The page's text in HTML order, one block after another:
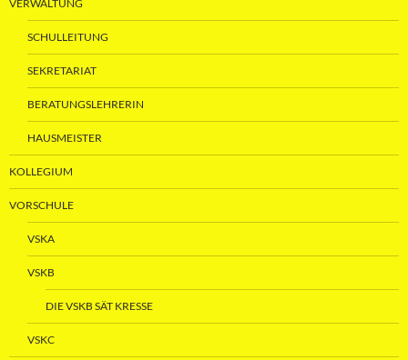
VERWALTUNG
SCHULLEITUNG
SEKRETARIAT
BERATUNGSLEHRERIN
HAUSMEISTER
KOLLEGIUM
VORSCHULE
VSKA
VSKB
DIE VSKB SÄT KRESSE
VSKC